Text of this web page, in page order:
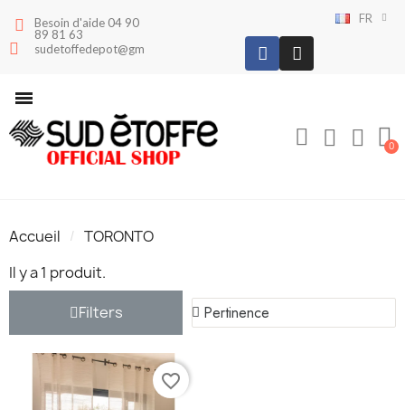
Besoin d'aide 04 90
89 81 63
sudetoffedepot@gmail.com
FR
Accueil
TORONTO
Il y a 1 produit.
Filters
favorite_border